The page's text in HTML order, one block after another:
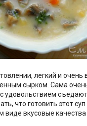
легкий и очень
сырком. Сама
съедают
что готовить этот
виде вкусовые качества